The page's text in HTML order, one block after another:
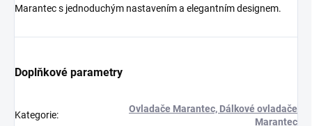
Marantec s jednoduchým nastavením a elegantním designem.
Doplňkové parametry
Kategorie:
Ovladače Marantec, Dálkové ovladače
Marantec